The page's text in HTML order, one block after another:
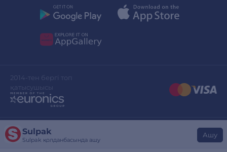
Sulpak
Sulpak қолданбасында ашу
Ашу
2014-тен бергі топ
қатысушысы
Сайтты әзірлеген